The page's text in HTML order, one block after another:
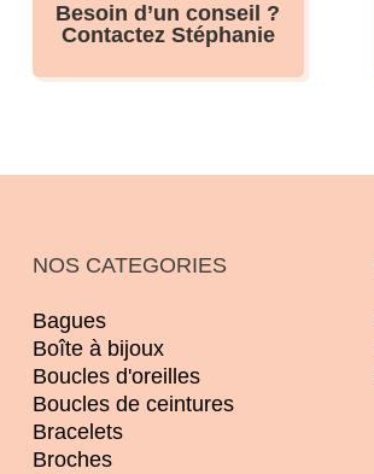
Besoin d’un conseil ?
Contactez Stéphanie
NOS CATEGORIES
Bagues
Boîte à bijoux
Boucles d'oreilles
Boucles de ceintures
Bracelets
Broches